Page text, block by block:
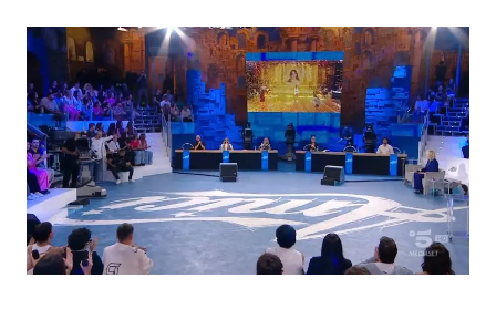
News Cinema
News Musica
News Spettacolo
News dal mondo
Benessere Cucina e Ricette